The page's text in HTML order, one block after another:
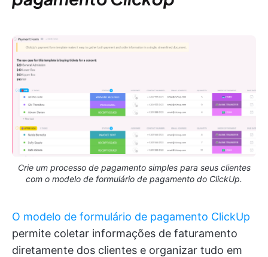
Crie um processo de pagamento simples para seus clientes
com o modelo de formulário de pagamento do ClickUp.
O modelo de formulário de pagamento ClickUp
permite coletar informações de faturamento
diretamente dos clientes e organizar tudo em